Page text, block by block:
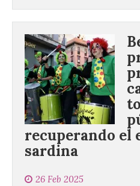
recuperando el
sardina
26 Feb 2025